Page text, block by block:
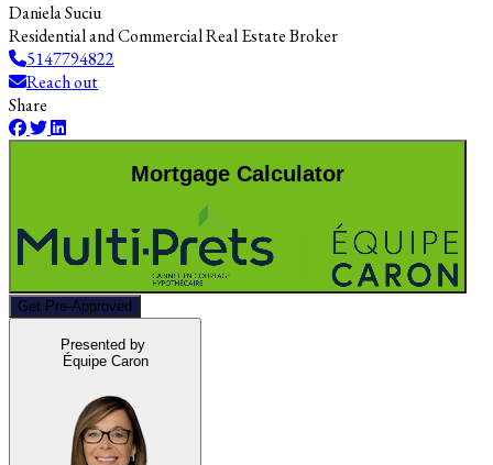
Daniela Suciu
Residential and Commercial Real Estate Broker
5147794822
Reach out
Share
Mortgage Calculator
Get Pre-Approved
Presented by
Équipe Caron